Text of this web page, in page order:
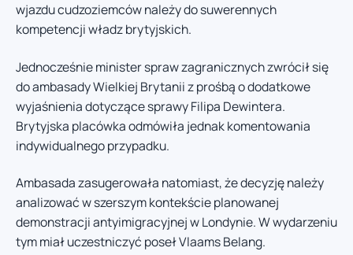
wjazdu cudzoziemców należy do suwerennych
kompetencji władz brytyjskich.
Jednocześnie minister spraw zagranicznych zwrócił się
do ambasady Wielkiej Brytanii z prośbą o dodatkowe
wyjaśnienia dotyczące sprawy Filipa Dewintera.
Brytyjska placówka odmówiła jednak komentowania
indywidualnego przypadku.
Ambasada zasugerowała natomiast, że decyzję należy
analizować w szerszym kontekście planowanej
demonstracji antyimigracyjnej w Londynie. W wydarzeniu
tym miał uczestniczyć poseł Vlaams Belang.